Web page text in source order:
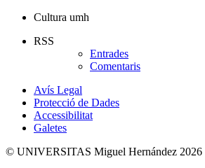
Cultura umh
RSS
Entrades
Comentaris
Avís Legal
Protecció de Dades
Accessibilitat
Galetes
© UNIVERSITAS Miguel Hernández 2026